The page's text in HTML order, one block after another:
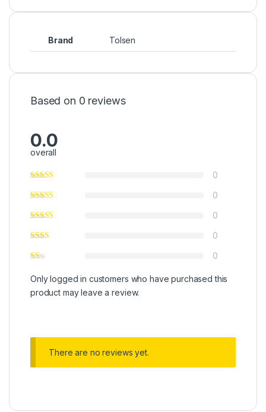
Brand Tolsen
Based on 0 reviews
0.0
overall
0
0
0
0
0
Only logged in customers who have purchased this
product may leave a review.
There are no reviews yet.